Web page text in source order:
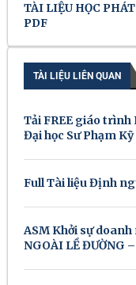
TÀI LIỆU HỌC
PDF
TÀI LIỆU LIÊN QUAN
Tải FREE giáo trình
Đại học Sư Phạm
Full Tài liệu Định
ASM Khởi sự
NGOÀI LỀ ĐƯỜNG